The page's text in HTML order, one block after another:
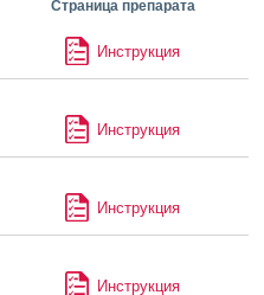
Страница препарата
Инструкция
Инструкция
Инструкция
Инструкция